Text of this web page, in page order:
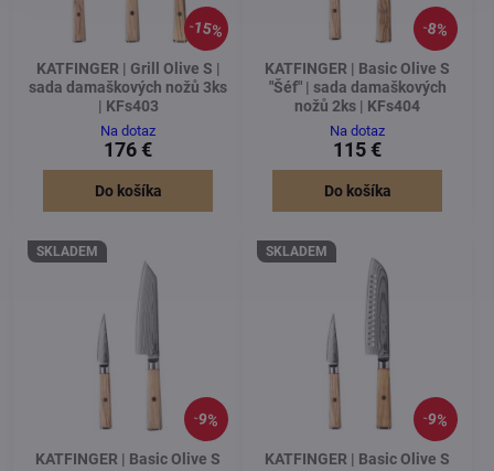
15%
KATFINGER | Grill Olive S |
sada damaškových nožů 3ks
| KFs403
Na dotaz
176 €
Do košíka
8%
KATFINGER | Basic Olive S
"Šéf" | sada damaškových
nožů 2ks | KFs404
Na dotaz
115 €
Do košíka
9%
SKLADEM
KATFINGER | Basic Olive S
9%
SKLADEM
KATFINGER | Basic Olive S